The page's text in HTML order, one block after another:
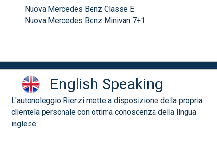
Nuova Mercedes Benz Classe E
Nuova Mercedes Benz Minivan 7+1
English Speaking
L'autonoleggio Rienzi mette a disposizione della propria
clientela personale con ottima conoscenza della lingua
inglese